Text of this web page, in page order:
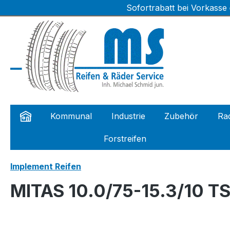
Zur Hauptnavigation springenSofortrabatt bei
Kommunal Industrie Zubehör
Forstreifen
Implement Reifen
MITAS 10.0/75-15.3/10